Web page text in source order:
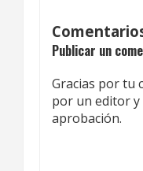
Publicar un
Gracias por tu
por un editor
aprobación.